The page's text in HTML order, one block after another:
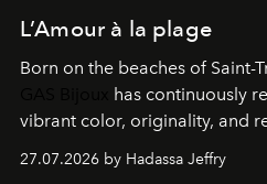
L’Amour à la plage
Born on the beaches of Saint-
has continuously
vibrant color, originality, and
27.07.2026 by Hadassa Jeffry